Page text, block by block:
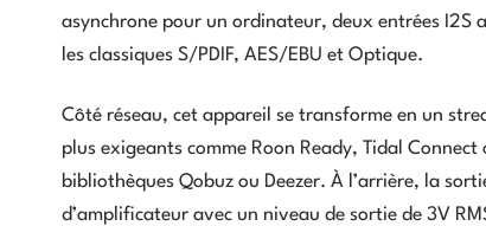
asynchrone pour un ordinateur, deux entrées I2S
les classiques S/PDIF, AES/EBU et Optique.
Côté réseau, cet appareil se transforme en un
plus exigeants comme Roon Ready, Tidal
bibliothèques Qobuz ou Deezer. À l’arrière, la
d’amplificateur avec un niveau de sortie de 3V